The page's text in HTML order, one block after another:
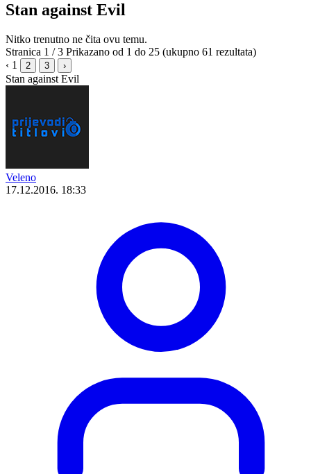
Stan against Evil
Nitko trenutno ne čita ovu temu.
Stranica 1 / 3 Prikazano od 1 do 25 (ukupno 61 rezultata)
‹ 1 2 3 ›
Stan against Evil
Veleno
17.12.2016. 18:33